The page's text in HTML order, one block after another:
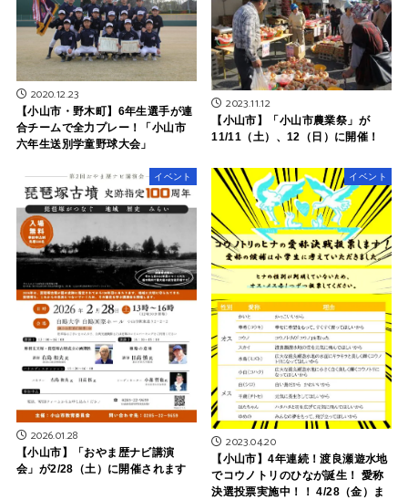
2020.12.23
【小山市・野木町】6年生選手が連
合チームで全力プレー！「小山市
六年生送別学童野球大会」
2023.11.12
【小山市】「小山市農業祭」が
11/11（土）、12（日）に開催！
イベント
2026.01.28
【小山市】「おやま歴ナビ講演
会」が2/28（土）に開催されます
イベント
2023.04.20
【小山市】4年連続！渡良瀬遊水地
でコウノトリのひなが誕生！ 愛称
決選投票実施中！！ 4/28（金）ま